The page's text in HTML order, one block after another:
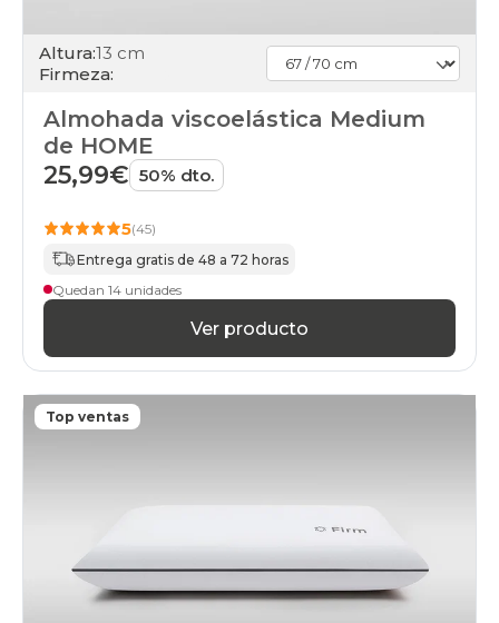
Altura:13 cm
Firmeza:
Almohada viscoelástica Medium
de HOME
25,99€ 50% dto.
5(45)
Entrega gratis de 48 a 72 horas
Quedan 14 unidades
Ver producto
Top ventas